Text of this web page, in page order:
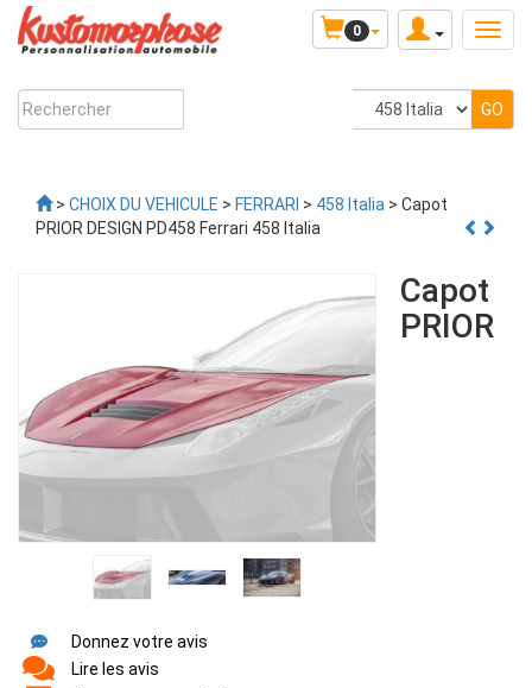
0
> CHOIX DU VEHICULE > FERRARI > 458 Italia > Capot
PRIOR DESIGN PD458 Ferrari 458 Italia
Donnez votre avis
Lire les avis
Capot
PRIOR